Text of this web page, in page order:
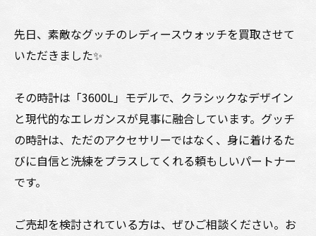
先日、素敵なグッチのレディースウォッチを買取させて
いただきました✨
その時計は「3600L」モデルで、クラシックなデザイン
と現代的なエレガンスが見事に融合しています。グッチ
の時計は、ただのアクセサリーではなく、身に着けるた
びに自信と洗練をプラスしてくれる頼もしいパートナー
です。
ご売却を検討されている方は、ぜひご相談ください。お